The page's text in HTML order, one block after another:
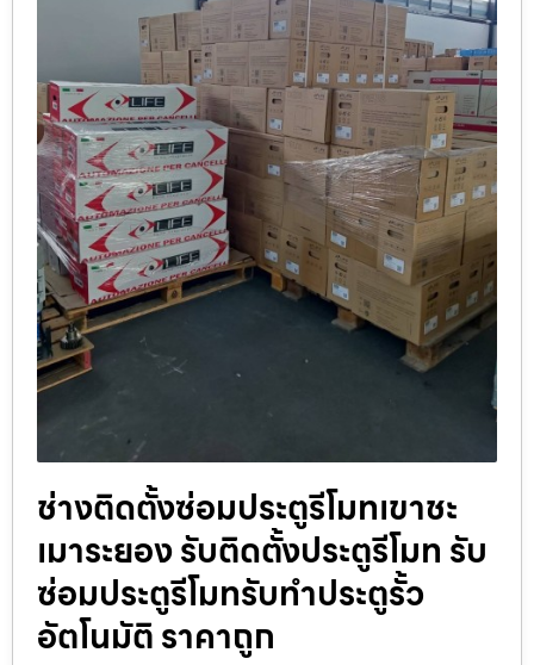
ช่างติดตั้งซ่อมประตูรีโมทเขาชะ
เมาระยอง รับติดตั้งประตูรีโมท รับ
ซ่อมประตูรีโมทรับทำประตูรั้ว
อัตโนมัติ ราคาถูก